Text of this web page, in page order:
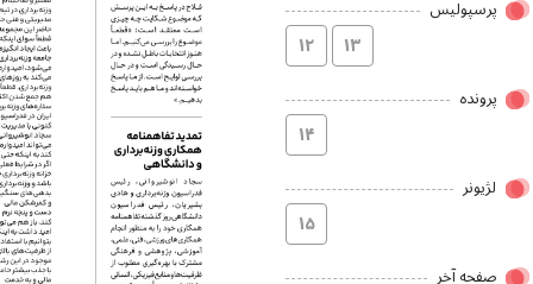
پرسپولیس
۱۲ ۱۳
پرونده
۱۴
لژیونر
۱۵
صفحه آخر